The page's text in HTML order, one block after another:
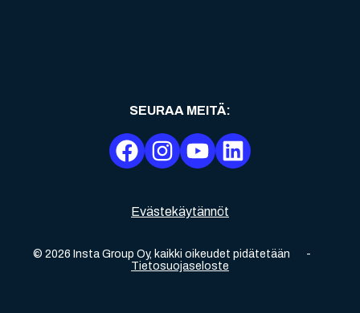
Evästekäytännöt
© 2026 Insta Group Oy, kaikki oikeudet pidätetään
-
Tietosuojaseloste
SEURAA MEITÄ: